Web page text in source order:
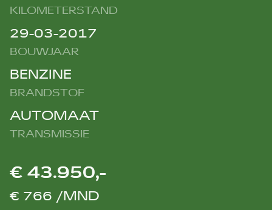
KILOMETERSTAND
29-03-2017
BOUWJAAR
BENZINE
BRANDSTOF
AUTOMAAT
TRANSMISSIE
€ 43.950,-
€ 766 /MND